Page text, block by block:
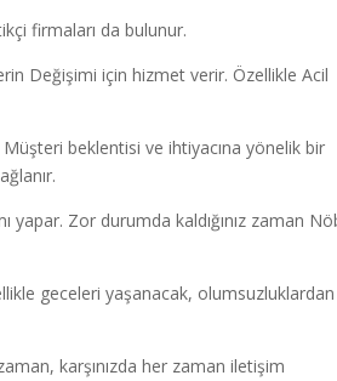
firmaları da bulunur.
Değişimi için hizmet verir. Özellikle Acil
beklentisi ve ihtiyacına yönelik bir
yapar. Zor durumda kaldığınız zaman
geceleri yaşanacak, olumsuzluklardan
karşınızda her zaman iletişim